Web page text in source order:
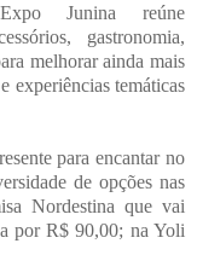
Junina reúne
gastronomia,
melhorar ainda mais
experiências temáticas
para encantar no
de opções nas
Nordestina que vai
por R$ 90,00; na Yoli